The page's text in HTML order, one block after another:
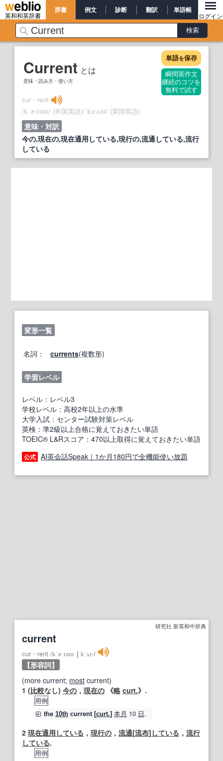
英和和英辞書
辞書 例文 診断 翻訳 単語帳
ログイン
Current とは
意味・読み方・使い方
単語を保存
瞬間英作文
継続のコツを
無料で試す
cur・rent
/kˈɚːrənt/ (米国英語)/ˈkɜ:ʌnt/ (英国英語)
意味・対訳
今の,現在の,現在通用している,現行の,流通している,流行
している
変形一覧
名詞： currents(複数形)
学習レベル
レベル：レベル3
学校レベル：高校2年以上の水準
大学入試：センター試験対策レベル
英検：準2級以上合格に覚えておきたい単語
TOEIC® L&Rスコア：470以上取得に覚えておきたい単語
公式 AI英会話Speak｜1か月180円で全機能使い放題
研究社 新英和中辞典
current
cur・rent /kˈɚːrənt kˈʌr‐/
【形容詞】
(more current; most current)
1 (比較なし) 今の ， 現在の 《略 curt.》.
用例
the 10th current[curt.] 本月 10 日.
2 現在通用 している ， 現行の ， 流通[流布] している ， 流行
している.
用例